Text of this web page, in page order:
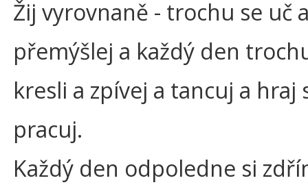
Žij vyrovnaně - trochu se uč
přemýšlej a každý den
kresli a zpívej a tancuj a hraj
pracuj.
Každý den odpoledne si